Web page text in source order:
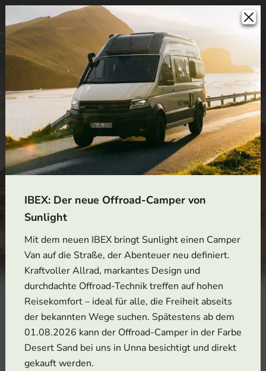
Anmeldung als Zuschauer
IBEX: Der neue Offroad-Camper von
Sunlight
Mit dem neuen IBEX bringt Sunlight einen Camper
Van auf die Straße, der Abenteuer neu definiert.
Kraftvoller Allrad, markantes Design und
durchdachte Offroad-Technik treffen auf hohen
Reisekomfort – ideal für alle, die Freiheit abseits
der bekannten Wege suchen. Spätestens ab dem
01.08.2026 kann der Offroad-Camper in der Farbe
Desert Sand bei uns in Unna besichtigt und direkt
gekauft werden.